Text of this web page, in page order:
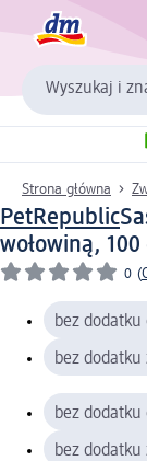
Wyszukaj i
Strona główna
PetRepublic
wołowiną, 100
0 (
bez dodatku
bez dodatku
bez dodatku
bez dodatku